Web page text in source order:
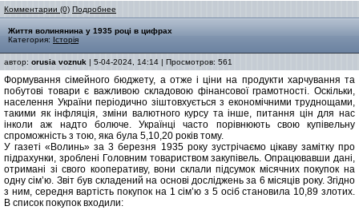
Комментарии (0) Подробнее
Життя волинянина у 1935 році в цифрах
Категория: Історія
автор: orusia voznuk | 5-04-2024, 14:14 | Просмотров: 561
Формування сімейного бюджету, а отже і ціни на продукти харчування та
побутові товари є важливою складовою фінансової грамотності. Оскільки,
населення України періодично зіштовхується з економічними труднощами,
такими як інфляція, зміни валютного курсу та інше, питання цін для нас
інколи аж надто болюче. Українці часто порівнюють свою купівельну
спроможність з тою, яка була 5,10,20 років тому.
У газеті «Волинь» за 3 березня 1935 року зустрічаємо цікаву замітку про
підрахунки, зроблені Головним товариством закупівель. Опрацювавши дані,
отримані зі свого кооперативу, вони склали підсумок місячних покупок на
одну сім’ю. Звіт був складений на основі досліджень за 6 місяців року. Згідно
з ним, середня вартість покупок на 1 сім’ю з 5 осіб становила 10,89 злотих.
В список покупок входили: